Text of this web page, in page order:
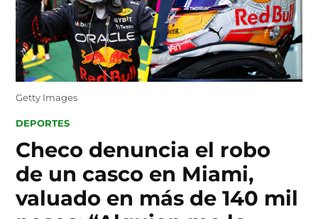
Getty Images
POSTED
DEPORTES
Checo denuncia el robo
de un casco en Miami,
valuado en más de 140 mil